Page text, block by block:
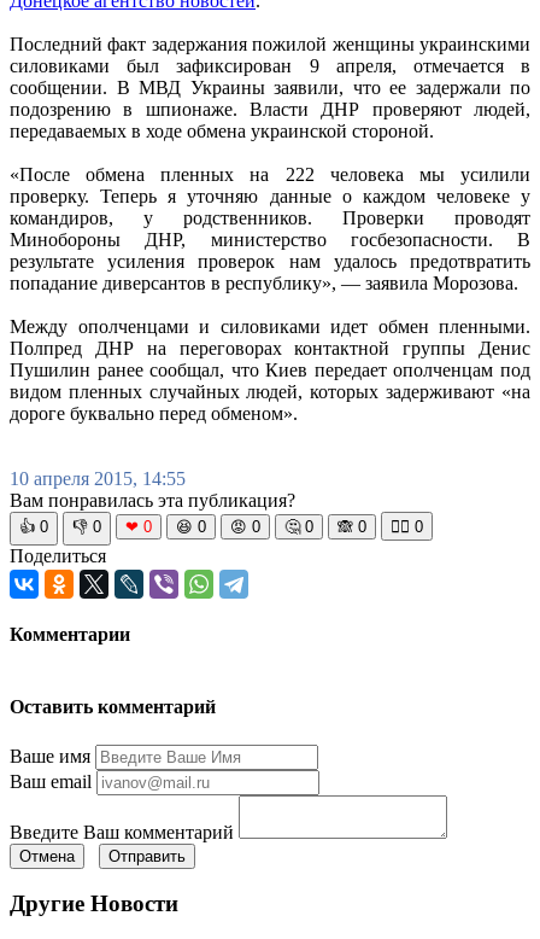
Последний факт задержания пожилой женщины украинскими
силовиками был зафиксирован 9 апреля, отмечается в
сообщении. В МВД Украины заявили, что ее задержали по
подозрению в шпионаже. Власти ДНР проверяют людей,
передаваемых в ходе обмена украинской стороной.
«После обмена пленных на 222 человека мы усилили
проверку. Теперь я уточняю данные о каждом человеке у
командиров, у родственников. Проверки проводят
Минобороны ДНР, министерство госбезопасности. В
результате усиления проверок нам удалось предотвратить
попадание диверсантов в республику», — заявила Морозова.
Между ополченцами и силовиками идет обмен пленными.
Полпред ДНР на переговорах контактной группы Денис
Пушилин ранее сообщал, что Киев передает ополченцам под
видом пленных случайных людей, которых задерживают «на
дороге буквально перед обменом».
10 апреля 2015, 14:55
Вам понравилась эта публикация?
👍 0 👎 0 ❤ 0 😆 0 😡 0 🤔 0 🙈 0 🧘‍♀️ 0
Поделиться
Комментарии
Оставить комментарий
Ваше имя
Ваш email
Введите Ваш комментарий
Отмена Отправить
Другие Новости